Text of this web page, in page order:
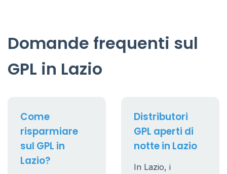
Domande frequenti sul
GPL in Lazio
Come
risparmiare
sul GPL in
Lazio?
Distributori
GPL aperti di
notte in Lazio
In Lazio, i